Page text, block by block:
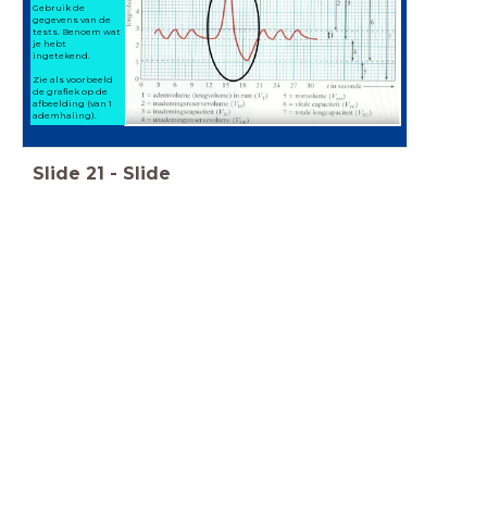
Gebruik de
gegevens van de
tests. Benoem wat
je hebt
ingetekend.
Zie als voorbeeld
de grafiek op de
afbeelding (van 1
ademhaling).
Slide 21 - Slide